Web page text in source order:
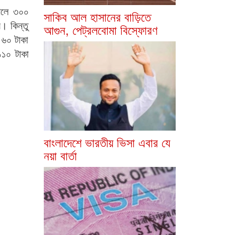
৩০০
কিন্তু
টাকা
টাকা
সাকিব আল হাসানের বাড়িতে
আগুন, পেট্রলবোমা বিস্ফোরণ
বাংলাদেশে ভারতীয় ভিসা এবার যে
নয়া বার্তা